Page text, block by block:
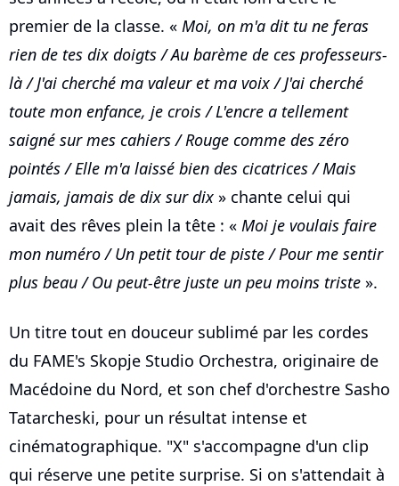
premier de la classe. « Moi, on m'a dit tu ne feras
rien de tes dix doigts / Au barème de ces professeurs-
là / J'ai cherché ma valeur et ma voix / J'ai cherché
toute mon enfance, je crois / L'encre a tellement
saigné sur mes cahiers / Rouge comme des zéro
pointés / Elle m'a laissé bien des cicatrices / Mais
jamais, jamais de dix sur dix » chante celui qui
avait des rêves plein la tête : « Moi je voulais faire
mon numéro / Un petit tour de piste / Pour me sentir
plus beau / Ou peut-être juste un peu moins triste ».
Un titre tout en douceur sublimé par les cordes
du FAME's Skopje Studio Orchestra, originaire de
Macédoine du Nord, et son chef d'orchestre Sasho
Tatarcheski, pour un résultat intense et
cinématographique. "X" s'accompagne d'un clip
qui réserve une petite surprise. Si on s'attendait à